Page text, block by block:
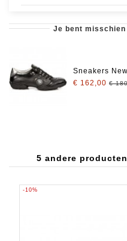
Je bent
Sneakers
€ 162,00 €
5 andere
-10%